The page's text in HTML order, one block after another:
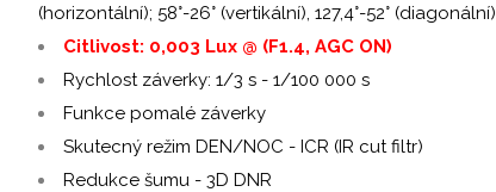
(horizontální); 58°-26° (vertikální), 127,4°-52° (diagonální)
Citlivost: 0,003 Lux @ (F1.4, AGC ON)
Rychlost záverky: 1/3 s - 1/100 000 s
Funkce pomalé záverky
Skutecný režim DEN/NOC - ICR (IR cut filtr)
Redukce šumu - 3D DNR